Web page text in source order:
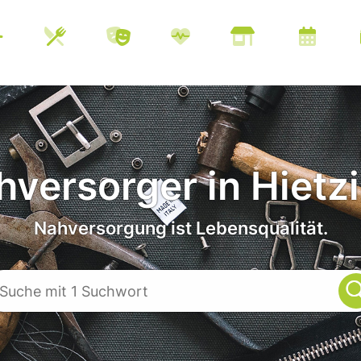
in
Nahversorgung ist Lebensqualität.